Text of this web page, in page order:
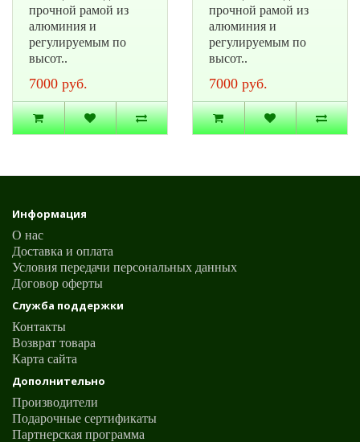
прочной рамой из
алюминия и
регулируемым по
высот..
7000 руб.
прочной рамой из
алюминия и
регулируемым по
высот..
7000 руб.
Информация
О нас
Доставка и оплата
Условия передачи персональных данных
Договор оферты
Служба поддержки
Контакты
Возврат товара
Карта сайта
Дополнительно
Производители
Подарочные сертификаты
Партнерская программа